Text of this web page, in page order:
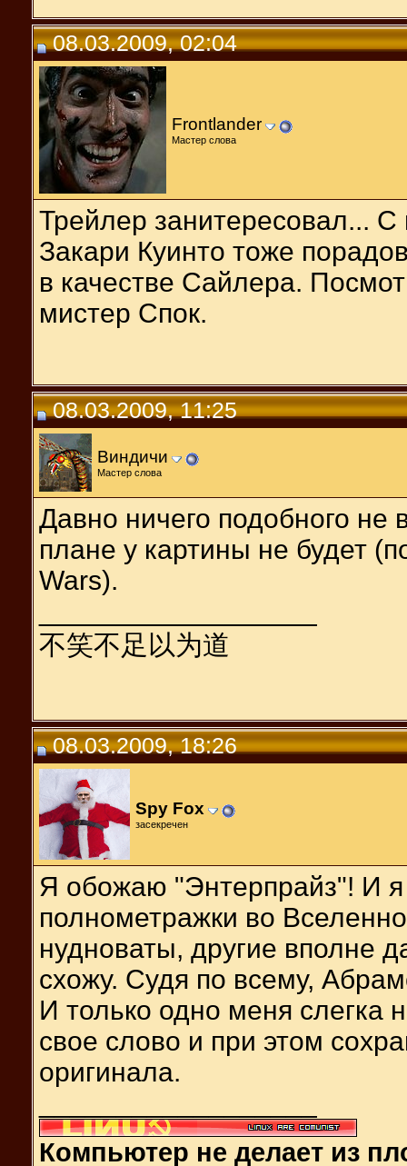
08.03.2009, 02:04
Frontlander
Мастер слова
Трейлер занитересовал...
Закари Куинто тоже
в качестве Сайлера.
мистер Спок.
08.03.2009, 11:25
Виндичи
Мастер слова
Давно ничего подобного не
плане у картины не будет
Wars).
不笑不足以为道
08.03.2009, 18:26
Spy Fox
засекречен
Я обожаю "Энтерпрайз"! И
полнометражки во
нудноваты, другие вполне
схожу. Судя по всему,
И только одно меня слегка
свое слово и при этом
оригинала.
Компьютер не делает из